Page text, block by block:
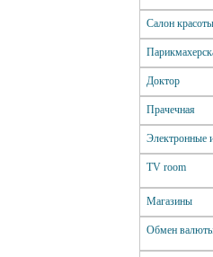
Салон красоты
Доктор
Прачечная
Электронные
TV room
Магазины
Обмен